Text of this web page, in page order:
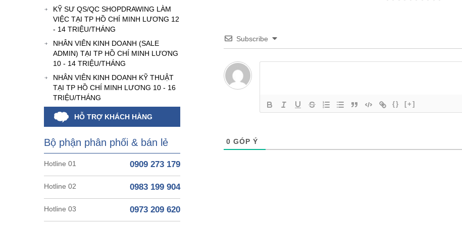
KỸ SƯ QS/QC SHOPDRAWING LÀM
VIỆC TẠI TP HỒ CHÍ MINH LƯƠNG 12
- 14 TRIỆU/THÁNG
NHÂN VIÊN KINH DOANH (SALE
ADMIN) TẠI TP HỒ CHÍ MINH LƯƠNG
10 - 14 TRIỆU/THÁNG
NHÂN VIÊN KINH DOANH KỸ THUẬT
TẠI TP HỒ CHÍ MINH LƯƠNG 10 - 16
TRIỆU/THÁNG
HỖ TRỢ KHÁCH HÀNG
Bộ phận phân phối & bán lẻ
Hotline 01 0909 273 179
Hotline 02 0983 199 904
Hotline 03 0973 209 620
Subscribe
{} [+]
0 GÓP Ý